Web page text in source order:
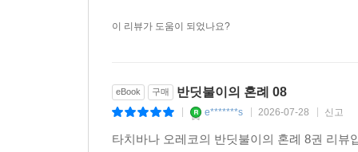
이 리뷰가 도움이 되었나요?
eBook 구매 반딧불이의 혼례 08
e*******s 2026-07-28 신고
타치바나 오레코의 반딧불이의 혼례 8권 리